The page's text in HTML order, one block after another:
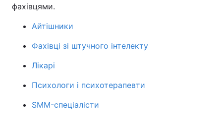
Здоров'я
Цікавинки
Відео з Youtube
фахівцями.
Айтішники
Фахівці зі штучного інтелекту
Лікарі
Психологи і психотерапевти
SMM-спеціалісти